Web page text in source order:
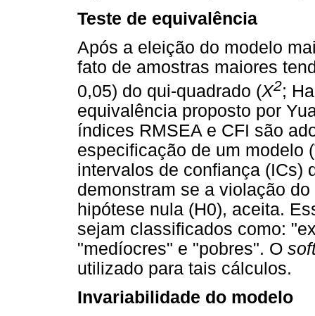
Teste de equivalência
Após a eleição do modelo
fato de amostras maiores
0,05) do qui-quadrado (X2;
equivalência proposto por
índices RMSEA e CFI são
especificação de um modelo
intervalos de confiança (ICs)
demonstram se a violação
hipótese nula (H0), aceita.
sejam classificados como:
"medíocres" e "pobres". O
utilizado para tais cálculos.
Invariabilidade do modelo